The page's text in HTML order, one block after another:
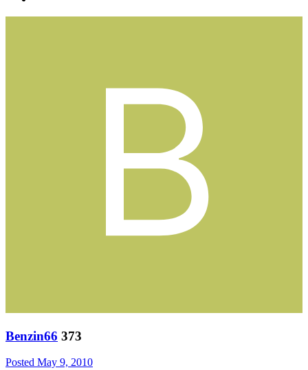
Benzin66 373
Posted May 9, 2010